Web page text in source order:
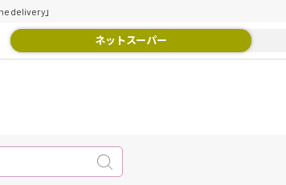
delivery」
ネットスーパー